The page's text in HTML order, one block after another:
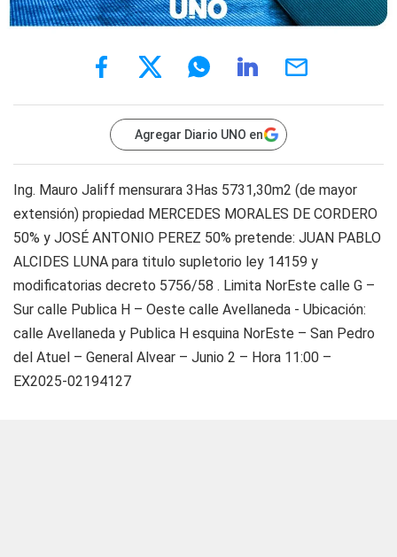
Agregar Diario UNO en
Ing. Mauro Jaliff mensurara 3Has 5731,30m2 (de mayor
extensión) propiedad MERCEDES MORALES DE CORDERO
50% y JOSÉ ANTONIO PEREZ 50% pretende: JUAN PABLO
ALCIDES LUNA para titulo supletorio ley 14159 y
modificatorias decreto 5756/58 . Limita NorEste calle G –
Sur calle Publica H – Oeste calle Avellaneda - Ubicación:
calle Avellaneda y Publica H esquina NorEste – San Pedro
del Atuel – General Alvear – Junio 2 – Hora 11:00 –
EX2025-02194127